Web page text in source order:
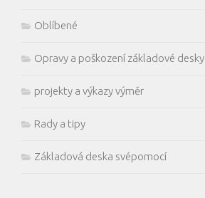
Oblíbené
Opravy a poškození základové desky
projekty a výkazy výměr
Rady a tipy
Základová deska svépomocí